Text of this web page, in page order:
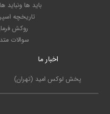
باید ها
تاریخچه
روکش
سوالات
اخبار ما
پخش لوکس امید (تهران)